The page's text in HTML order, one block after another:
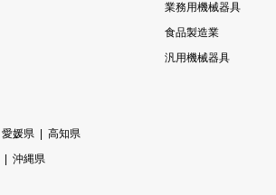
愛媛県
高知県
沖縄県
業務用機械器具
食品製造業
汎用機械器具